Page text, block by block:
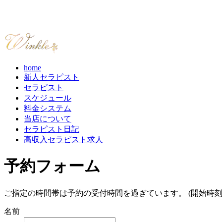
home
新人セラピスト
セラピスト
スケジュール
料金システム
当店について
セラピスト日記
高収入セラピスト求人
予約フォーム
ご指定の時間帯は予約の受付時間を過ぎています。 (開始時
名前